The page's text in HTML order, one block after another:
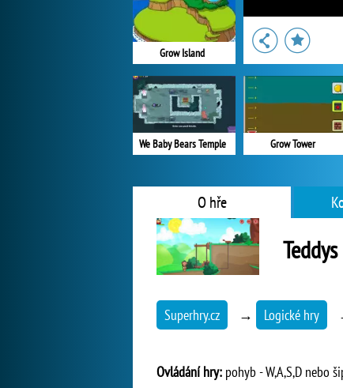
Grow Island
We Baby Bears Temple Grow Tower
O hře
Superhry.cz → Logické hry
Ovládání hry: pohyb - W,A,S,D nebo